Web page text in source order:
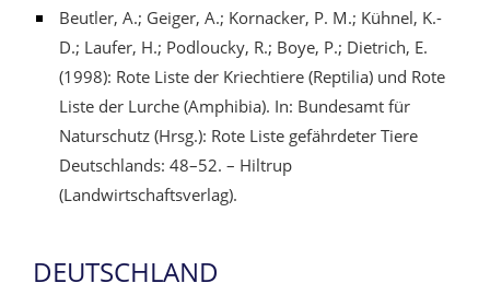
Beutler, A.; Geiger, A.; Kornacker, P. M.; Kühnel, K.-
D.; Laufer, H.; Podloucky, R.; Boye, P.; Dietrich, E.
(1998): Rote Liste der Kriechtiere (Reptilia) und Rote
Liste der Lurche (Amphibia). In: Bundesamt für
Naturschutz (Hrsg.): Rote Liste gefährdeter Tiere
Deutschlands: 48–52. – Hiltrup
(Landwirtschaftsverlag).
DEUTSCHLAND